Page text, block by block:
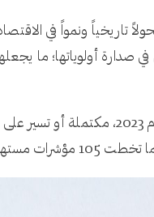
تاريخياً ونمواً في
صدارة أولوياتها؛ ما